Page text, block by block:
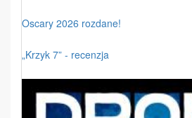
Oscary 2026 rozdane!
„Krzyk 7” - recenzja